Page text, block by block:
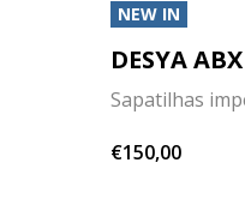
NEW IN
DESYA
Sapatilhas
€150,00